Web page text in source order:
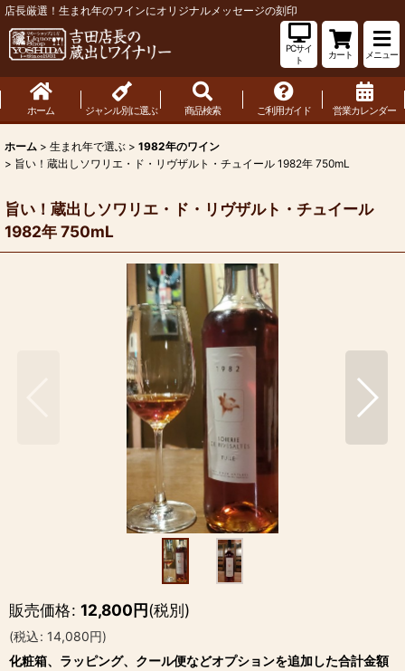
店長厳選！生まれ年のワインにオリジナルメッセージの刻印
PCサイ
ト
カート メニュー
ホーム ジャンル別に選ぶ 商品検索 ご利用ガイド 営業カレンダー
ホーム > 生まれ年で選ぶ > 1982年のワイン
> 旨い！蔵出しソワリエ・ド・リヴザルト・チュイール 1982年 750mL
旨い！蔵出しソワリエ・ド・リヴザルト・チュイール
1982年 750mL
販売価格: 12,800円(税別)
(税込: 14,080円)
化粧箱、ラッピング、クール便などオプションを追加した合計金額